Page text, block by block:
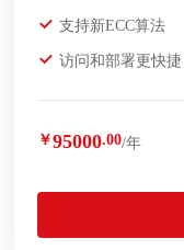
支持新ECC算法
访问和部署更快捷
￥95000.00/年